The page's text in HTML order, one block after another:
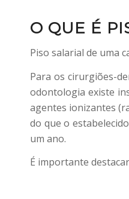
O QUE É
Piso salarial de uma
Para os cirurgiões-
odontologia existe
agentes ionizantes
do que o
um ano.
É importante